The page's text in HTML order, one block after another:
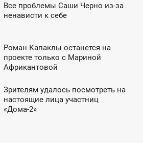
Все проблемы Саши Черно из-за
ненависти к себе
Роман Капаклы останется на
проекте только с Мариной
Африкантовой
Зрителям удалось посмотреть на
настоящие лица участниц
«Дома-2»